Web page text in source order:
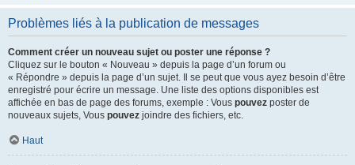
Problèmes liés à la publication de messages
Comment créer un nouveau sujet ou poster une réponse ?
Cliquez sur le bouton « Nouveau » depuis la page d’un forum ou
« Répondre » depuis la page d’un sujet. Il se peut que vous ayez besoin d’être
enregistré pour écrire un message. Une liste des options disponibles est
affichée en bas de page des forums, exemple : Vous pouvez poster de
nouveaux sujets, Vous pouvez joindre des fichiers, etc.
Haut